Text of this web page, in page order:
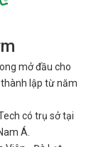
mở đầu cho
lập từ năm
có trụ sở tại
Á.